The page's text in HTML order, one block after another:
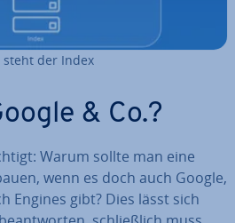
steht der Index
& Co.?
Warum sollte man eine
wenn es doch auch Google,
Engines gibt? Dies lässt sich